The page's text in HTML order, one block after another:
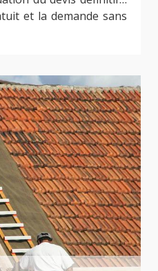
et la demande sans